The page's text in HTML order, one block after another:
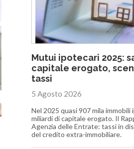
Mutui ipotecari 2025:
capitale erogato,
tassi
5 Agosto 2026
Nel 2025 quasi 907 mila
miliardi di capitale erogato. Il
Agenzia delle Entrate: tassi in
del credito extra-immobiliare.